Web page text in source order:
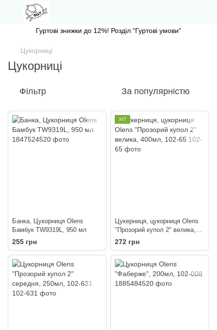
Гуртові знижки до 12%! Розділ "Гуртові умови"
Цукорниці
Цукорниці
Фільтр За популярністю
Банка, Цукорниця Olens
Бамбук TW9319L, 950 мл
255 грн
ХІТ
Цукерниця, цукорниця Olens
"Прозорий купол 2" велика,
400мл, 102-65
272 грн